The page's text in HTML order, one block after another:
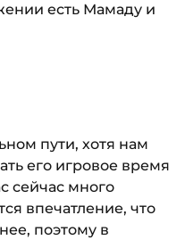
есть Мамаду и
пути, хотя нам
его игровое время
сейчас много
впечатление, что
поэтому в